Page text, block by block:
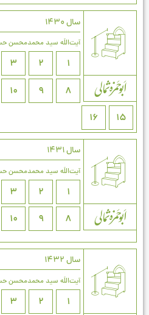
سال 1430
آیت‌اللَه سید محمدمحسن
1
2
3
8
9
10
15
16
سال 1431
آیت‌اللَه سید محمدمحسن
1
2
3
8
9
10
سال 1432
آیت‌اللَه سید محمدمحسن
1
2
3